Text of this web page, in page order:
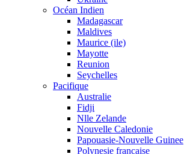
Océan Indien
Madagascar
Maldives
Maurice (ile)
Mayotte
Reunion
Seychelles
Pacifique
Australie
Fidji
Nlle Zelande
Nouvelle Caledonie
Papouasie-Nouvelle Guinee
Polynesie francaise